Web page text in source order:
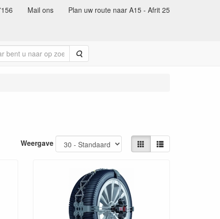
Mail ons Plan uw route naar A15 - Afrit 25
Zoeken
Weergave